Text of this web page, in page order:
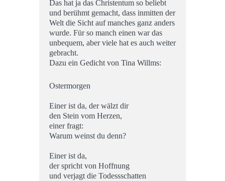
Das hat ja das Christentum so beliebt
und berühmt gemacht, dass inmitten der
Welt die Sicht auf manches ganz anders
wurde. Für so manch einen war das
unbequem, aber viele hat es auch weiter
gebracht.
Dazu ein Gedicht von Tina Willms:
Ostermorgen
Einer ist da, der wälzt dir
den Stein vom Herzen,
einer fragt:
Warum weinst du denn?
Einer ist da,
der spricht von Hoffnung
und verjagt die Todessschatten